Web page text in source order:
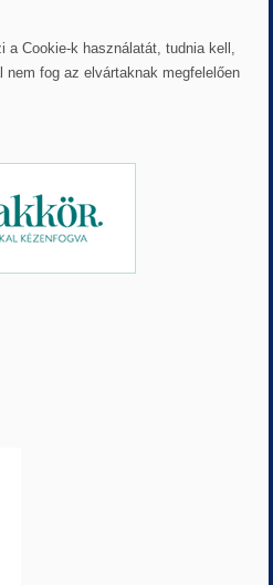
a Cookie-k használatát, tudnia kell,
nem fog az elvártaknak megfelelően